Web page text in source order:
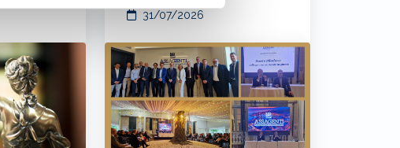
31/07/2026